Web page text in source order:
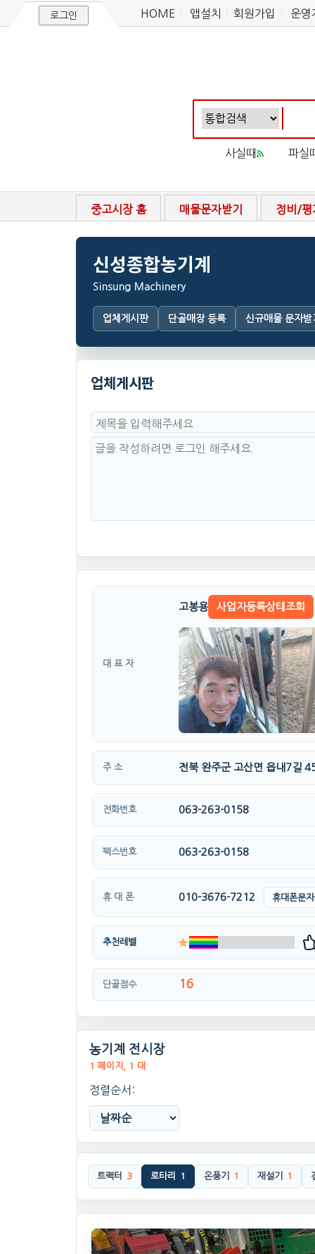
로그인 HOME 앱설치 회원가입 운영
사실때 파실
중고시장 홈 매물문자받기 정비/평
신성종합농기계
Sinsung Machinery
업체게시판 단골매장 등록 신규매물 문자받
업체게시판
대 표 자
고봉용 사업자등록상태조회
주 소 전북 완주군 고산면 읍내7길
전화번호 063-263-0158
팩스번호 063-263-0158
휴 대 폰 010-3676-7212 휴대폰문
추천레벨
단골점수 16
농기계 전시장
1 페이지, 1 대
정렬순서:
트랙터 3 로타리 1 온풍기 1 재설기 1